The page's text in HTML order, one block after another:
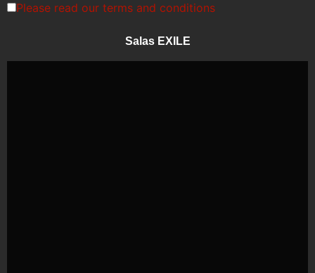
Please read our terms and conditions
Salas EXILE